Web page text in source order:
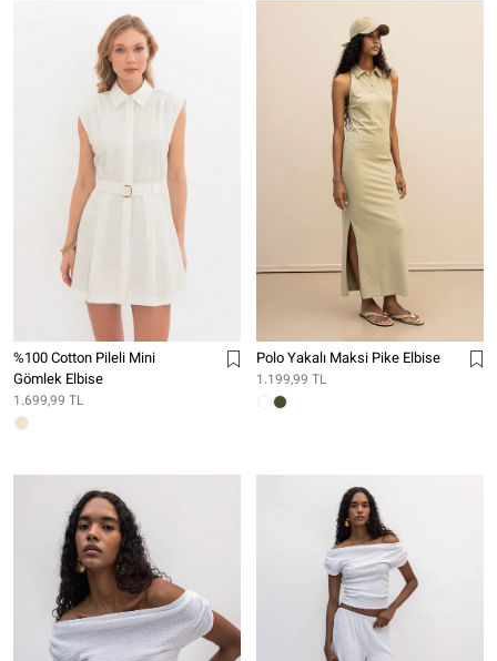
%100 Cotton Pileli Mini
Gömlek Elbise
1.699,99 TL
Polo Yakalı Maksi Pike Elbise
1.199,99 TL